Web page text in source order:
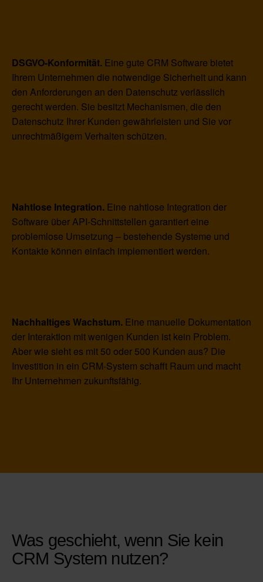
DSGVO-Konformität. Eine gute CRM Software bietet
Ihrem Unternehmen die notwendige Sicherheit und kann
den Anforderungen an den Datenschutz verlässlich
gerecht werden. Sie besitzt Mechanismen, die den
Datenschutz Ihrer Kunden gewährleisten und Sie vor
unrechtmäßigem Verhalten schützen.
Nahtlose Integration. Eine nahtlose Integration der
Software über API-Schnittstellen garantiert eine
problemlose Umsetzung – bestehende Systeme und
Kontakte können einfach implementiert werden.
Nachhaltiges Wachstum. Eine manuelle Dokumentation
der Interaktion mit wenigen Kunden ist kein Problem.
Aber wie sieht es mit 50 oder 500 Kunden aus? Die
Investition in ein CRM-System schafft Raum und macht
Ihr Unternehmen zukunftsfähig.
Was geschieht, wenn Sie kein
CRM System nutzen?